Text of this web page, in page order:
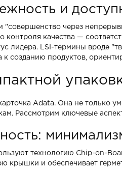
и
через
контроля качества —
лидера. LSI-термины вроде
созданию продуктов,
Adata. Она не только
Рассмотрим ключевые
технологию Chip-on-
крышки и обеспечивает